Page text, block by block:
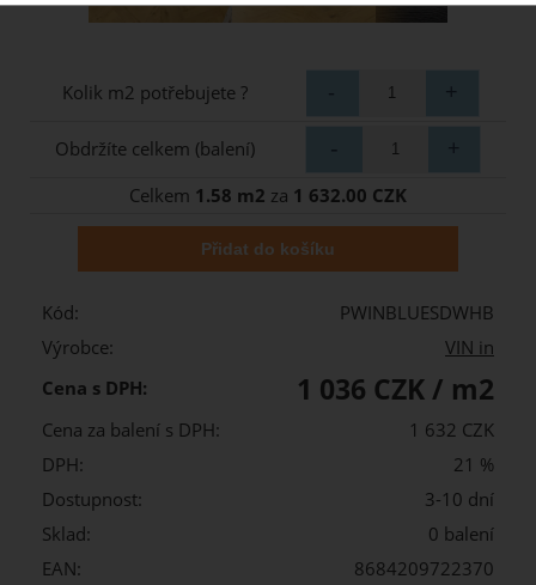
Kolik m2 potřebujete ?
Obdržíte celkem (balení)
Celkem 1.58 m2 za 1 632.00 CZK
Kód:
PWINBLUESDWHB
Výrobce:
VIN in
Cena s DPH:
1 036 CZK / m2
Cena za balení s DPH:
1 632 CZK
DPH:
21 %
Dostupnost:
3-10 dní
Sklad:
0 balení
EAN:
8684209722370